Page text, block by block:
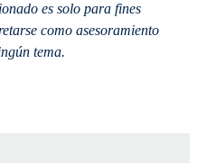
es solo para fines
como asesoramiento
tema.